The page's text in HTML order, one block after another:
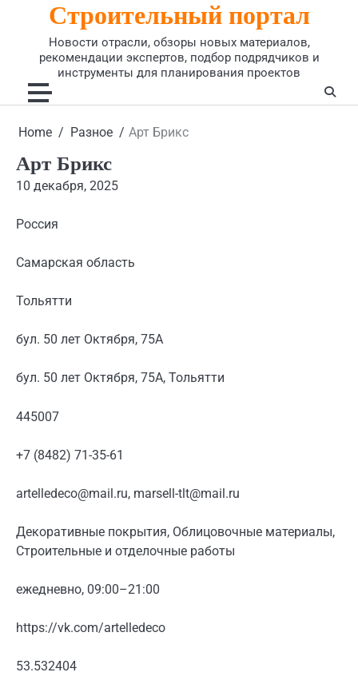
Строительный портал
Новости отрасли, обзоры новых материалов,
рекомендации экспертов, подбор подрядчиков и
инструменты для планирования проектов
Home Разное Арт Брикс
Арт Брикс
10 декабря, 2025
Россия
Самарская область
Тольятти
бул. 50 лет Октября, 75А
бул. 50 лет Октября, 75А, Тольятти
445007
+7 (8482) 71-35-61
artelledeco@mail.ru, marsell-tlt@mail.ru
Декоративные покрытия, Облицовочные материалы,
Строительные и отделочные работы
ежедневно, 09:00–21:00
https://vk.com/artelledeco
53.532404